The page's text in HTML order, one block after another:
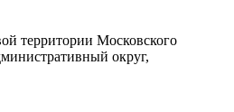
территории Московского
округ,